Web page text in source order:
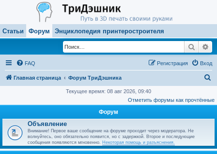
Статьи Форум Энциклопедия принтеростроителя
Поиск
FAQ Вход
Регистрация
Главная страница Форум ТриДэшника
и
Текущее время: 08 авг 2026, 09:40
Отметить форумы как прочтённые
Форум
Объявление
Внимание! Первое ваше сообщение на форуме проходит через модератора. Не
волнуйтесь, оно обязательно появится, но с задержкой. Второе и последующие
сообщения появляются мгновенно. Некоторая помощь и разъяснения.